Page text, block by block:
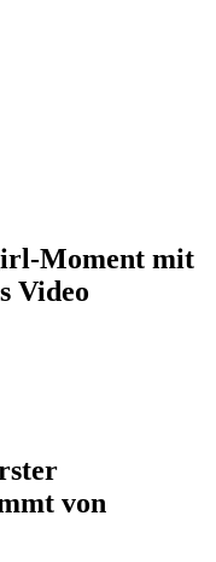
Moment mit
Video
von